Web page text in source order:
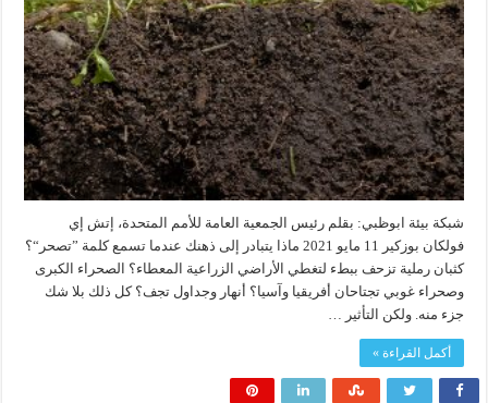
شبكة بيئة ابوظبي: بقلم رئيس الجمعية العامة للأمم المتحدة، إتش إي
فولكان بوزكير 11 مايو 2021 ماذا يتبادر إلى ذهنك عندما تسمع كلمة ”تصحر“؟
كثبان رملية تزحف ببطء لتغطي الأراضي الزراعية المعطاء؟ الصحراء الكبرى
وصحراء غوبي تجتاحان أفريقيا وآسيا؟ أنهار وجداول تجف؟ كل ذلك بلا شك
جزء منه. ولكن التأثير …
أكمل القراءة »